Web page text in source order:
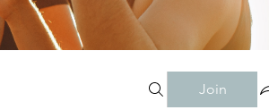
Join